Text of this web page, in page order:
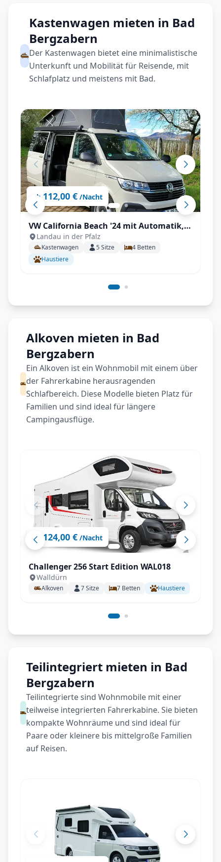
Kastenwagen mieten in Bad
Bergzabern
Der Kastenwagen bietet eine minimalistische
Unterkunft und Mobilität für Reisende, mit
Schlafplatz und meistens mit Bad.
ab 112,00 € /Nacht
VW California Beach '24 mit Automatik,
Markise, Aufstelldach uvm.
Landau in der Pfalz
Kastenwagen 5Sitze 4 Betten
Haustiere
Alkoven mieten in Bad
Bergzabern
Ein Alkoven ist ein Wohnmobil mit einem über
der Fahrerkabine herausragenden
Schlafbereich. Diese Modelle bieten Platz für
Familien und sind ideal für längere
Campingausflüge.
ab 124,00 € /Nacht
Challenger 256 Start Edition WAL018
Walldürn
Alkoven 7Sitze 7 Betten Haustiere
Teilintegriert mieten in Bad
Bergzabern
Teilintegrierte sind Wohnmobile mit einer
teilweise integrierten Fahrerkabine. Sie bieten
kompakte Wohnräume und sind ideal für
Paare oder kleinere bis mittelgroße Familien
auf Reisen.